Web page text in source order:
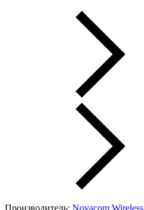
Производитель: Novacom Wireless